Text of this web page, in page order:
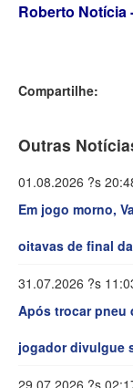
Roberto Notícia
Compartilhe:
Outras
01.08.2026 ?s
Em jogo morno,
oitavas de final
31.07.2026 ?s
Após trocar pneu
jogador divulgue